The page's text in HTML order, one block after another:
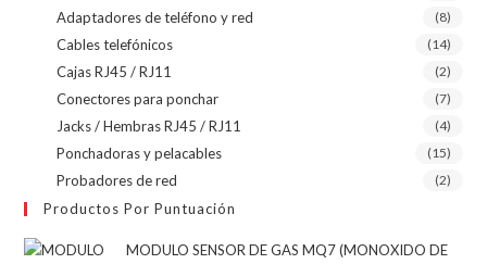
Adaptadores de teléfono y red (8)
Cables telefónicos (14)
Cajas RJ45 / RJ11 (2)
Conectores para ponchar (7)
Jacks / Hembras RJ45 / RJ11 (4)
Ponchadoras y pelacables (15)
Probadores de red (2)
Productos Por Puntuación
MODULO SENSOR DE GAS MQ7 (MONOXIDO DE